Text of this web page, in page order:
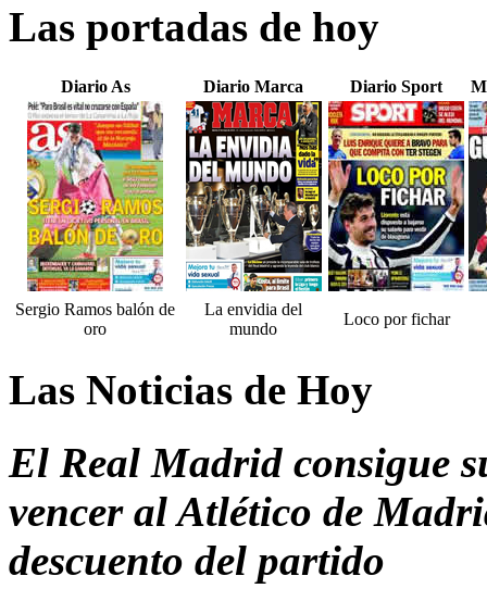
Las portadas de hoy
Diario As Diario Marca Diario Sport
Sergio Ramos balón de
oro
La envidia del
mundo
Loco por fichar
Las Noticias de Hoy
El Real Madrid consigue
vencer al Atlético de
descuento del partido